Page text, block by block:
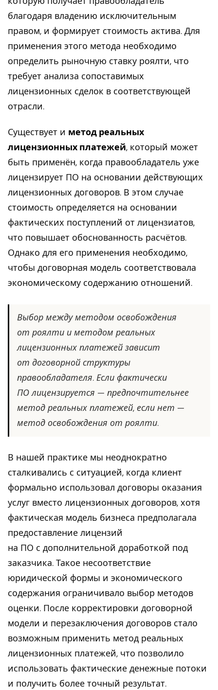
благодаря владению исключительным
правом, и формирует стоимость актива. Для
применения этого метода необходимо
определить рыночную ставку роялти, что
требует анализа сопоставимых
лицензионных сделок в соответствующей
отрасли.
Существует и метод реальных
лицензионных платежей, который может
быть применён, когда правообладатель уже
лицензирует ПО на основании действующих
лицензионных договоров. В этом случае
стоимость определяется на основании
фактических поступлений от лицензиатов,
что повышает обоснованность расчётов.
Однако для его применения необходимо,
чтобы договорная модель соответствовала
экономическому содержанию отношений.
Выбор между методом освобождения
от роялти и методом реальных
лицензионных платежей зависит
от договорной структуры
правообладателя. Если фактически
ПО лицензируется — предпочтительнее
метод реальных платежей, если нет —
метод освобождения от роялти.
В нашей практике мы неоднократно
сталкивались с ситуацией, когда клиент
формально использовал договоры оказания
услуг вместо лицензионных договоров, хотя
фактическая модель бизнеса предполагала
предоставление лицензий
на ПО с дополнительной доработкой под
заказчика. Такое несоответствие
юридической формы и экономического
содержания ограничивало выбор методов
оценки. После корректировки договорной
модели и перезаключения договоров стало
возможным применить метод реальных
лицензионных платежей, что позволило
использовать фактические денежные потоки
и получить более точный результат.